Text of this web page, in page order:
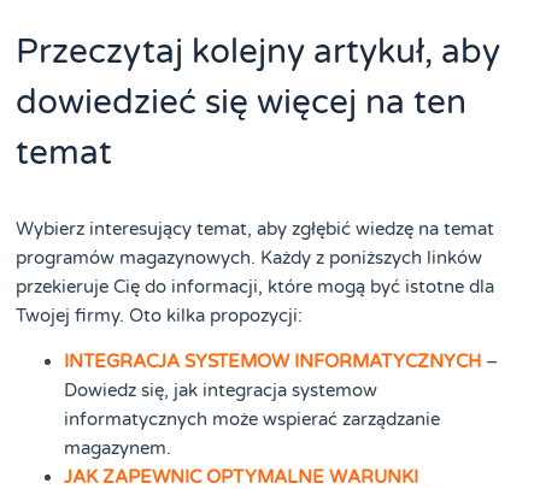
Przeczytaj kolejny artykuł, aby
dowiedzieć się więcej na ten
temat
Wybierz interesujący temat, aby zgłębić wiedzę na temat
programów magazynowych. Każdy z poniższych linków
przekieruje Cię do informacji, które mogą być istotne dla
Twojej firmy. Oto kilka propozycji:
INTEGRACJA SYSTEMOW INFORMATYCZNYCH –
Dowiedz się, jak integracja systemow
informatycznych może wspierać zarządzanie
magazynem.
JAK ZAPEWNIC OPTYMALNE WARUNKI